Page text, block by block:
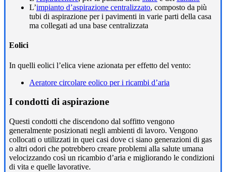
L’impianto d’aspirazione centralizzato, composto da più
tubi di aspirazione per i pavimenti in varie parti della casa
ma collegati ad una base centralizzata
Eolici
In quelli eolici l’elica viene azionata per effetto del vento:
Aeratore circolare eolico per i ricambi d’aria
I condotti di aspirazione
Questi condotti che discendono dal soffitto vengono
generalmente posizionati negli ambienti di lavoro. Vengono
collocati o utilizzati in quei casi dove ci siano generazioni di gas
o altri odori che potrebbero creare problemi alla salute umana
velocizzando così un ricambio d’aria e migliorando le condizioni
di vita e quelle lavorative.